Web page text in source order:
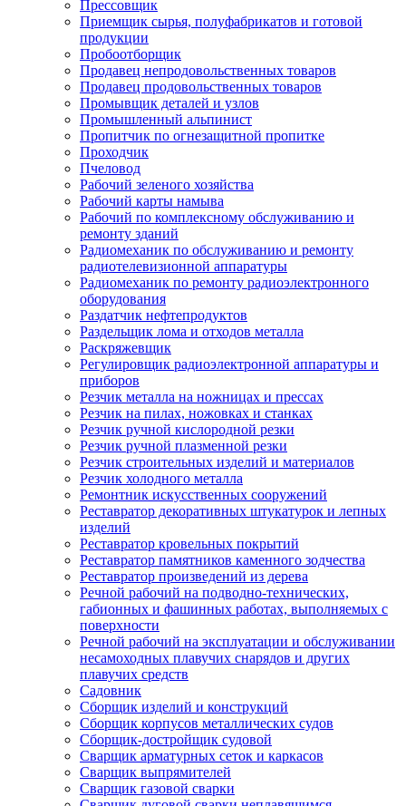
Прессовщик
Приемщик сырья, полуфабрикатов и готовой
продукции
Пробоотборщик
Продавец непродовольственных товаров
Продавец продовольственных товаров
Промывщик деталей и узлов
Промышленный альпинист
Пропитчик по огнезащитной пропитке
Проходчик
Пчеловод
Рабочий зеленого хозяйства
Рабочий карты намыва
Рабочий по комплексному обслуживанию и
ремонту зданий
Радиомеханик по обслуживанию и ремонту
радиотелевизионной аппаратуры
Радиомеханик по ремонту радиоэлектронного
оборудования
Раздатчик нефтепродуктов
Раздельщик лома и отходов металла
Раскряжевщик
Регулировщик радиоэлектронной аппаратуры и
приборов
Резчик металла на ножницах и прессах
Резчик на пилах, ножовках и станках
Резчик ручной кислородной резки
Резчик ручной плазменной резки
Резчик строительных изделий и материалов
Резчик холодного металла
Ремонтник искусственных сооружений
Реставратор декоративных штукатурок и лепных
изделий
Реставратор кровельных покрытий
Реставратор памятников каменного зодчества
Реставратор произведений из дерева
Речной рабочий на подводно-технических,
габионных и фашинных работах, выполняемых с
поверхности
Речной рабочий на эксплуатации и обслуживании
несамоходных плавучих снарядов и других
плавучих средств
Садовник
Сборщик изделий и конструкций
Сборщик корпусов металлических судов
Сборщик-достройщик судовой
Сварщик арматурных сеток и каркасов
Сварщик выпрямителей
Сварщик газовой сварки